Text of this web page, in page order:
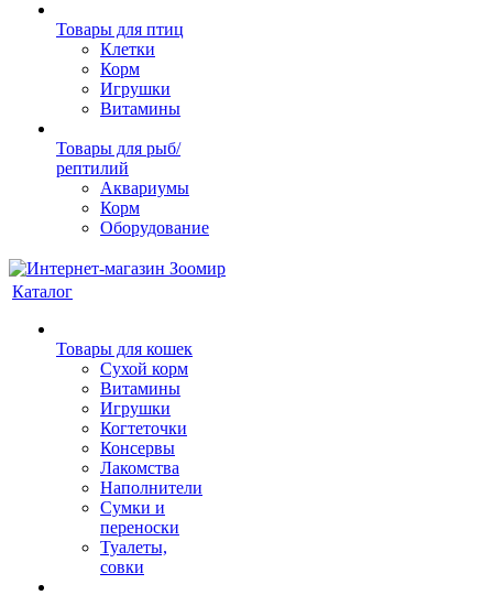
Товары для птиц
Клетки
Корм
Игрушки
Витамины
Товары для рыб/
рептилий
Аквариумы
Корм
Оборудование
Каталог
Товары для кошек
Cухой корм
Витамины
Игрушки
Когтеточки
Консервы
Лакомства
Наполнители
Сумки и
переноски
Туалеты,
совки